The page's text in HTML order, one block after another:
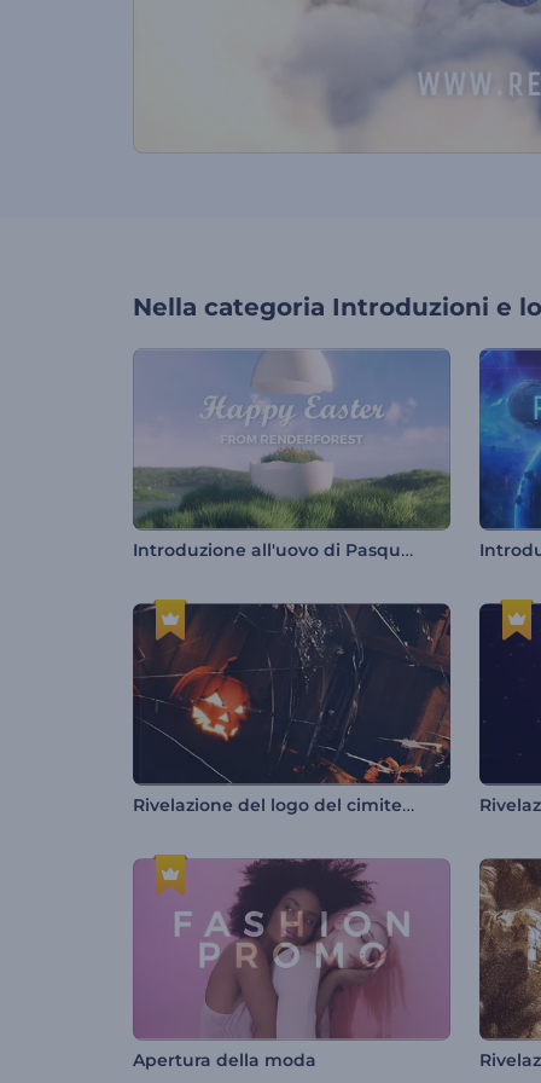
Nella categoria Introduzioni e
Introduzione all'uovo di Pasqua rotto
Rivelazione del logo del cimitero di Halloween
Apertura della moda